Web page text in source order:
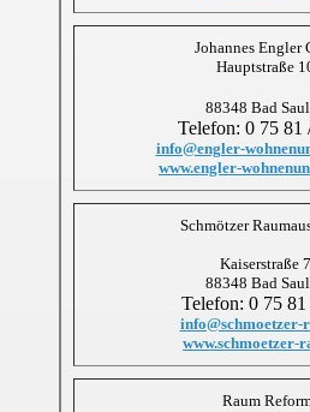
Johannes Engler
Hauptstraße
88348 Bad
Telefon: 0 75 81
info@engler-
www.engler-
Schmötzer
Kaiserstraße
88348 Bad
Telefon: 0 75 81
info@schmoetzer-
www.schmoetzer-
Raum